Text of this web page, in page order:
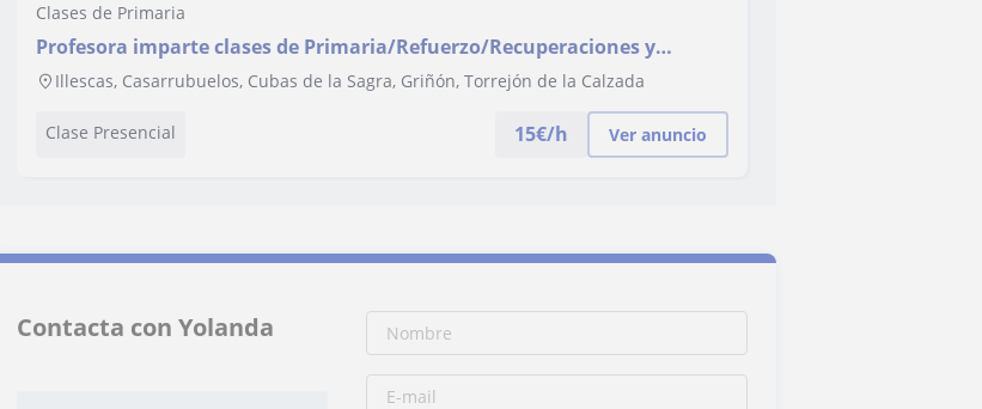
Clases de Primaria
Profesora imparte clases de Primaria/Refuerzo/Recuperaciones y
secundaria
Illescas, Casarrubuelos, Cubas de la Sagra, Griñón, Torrejón de la Calzada
Clase Presencial 15€/h Ver anuncio
Contacta con Yolanda